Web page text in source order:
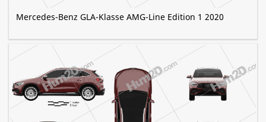
Mercedes-Benz GLA-Klasse AMG-Line Edition 1 2020